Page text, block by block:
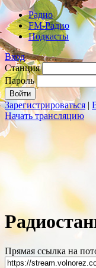
Радио
FM-Радио
Подкасты
Вход
Станция
Пароль
Зарегистрироваться |
Начать трансляцию
Прямая ссылка на